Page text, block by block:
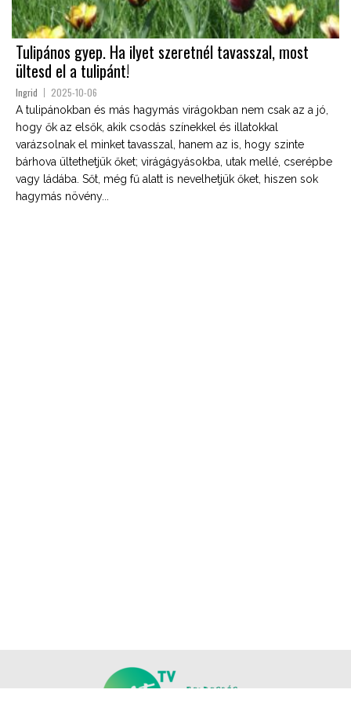
Tulipános gyep. Ha ilyet szeretnél tavasszal, most
ültesd el a tulipánt!
Ingrid 2025-10-06
A tulipánokban és más hagymás virágokban nem csak az a jó,
hogy ők az elsők, akik csodás színekkel és illatokkal
varázsolnak el minket tavasszal, hanem az is, hogy szinte
bárhova ültethetjük őket; virágágyásokba, utak mellé, cserépbe
vagy ládába. Sőt, még fű alatt is nevelhetjük őket, hiszen sok
hagymás növény...